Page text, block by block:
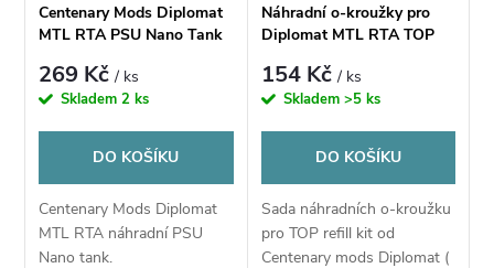
Centenary Mods Diplomat
MTL RTA PSU Nano Tank
269 Kč/ ks
Skladem2 ks
DO KOŠÍKU
Centenary Mods Diplomat
MTL RTA náhradní PSU
Nano tank.
Náhradní o-kroužky pro
Diplomat MTL RTA TOP
154 Kč/ ks
Skladem >5 ks
DO KOŠÍKU
Sada náhradních o-kroužku
pro TOP refill kit od
Centenary mods Diplomat (